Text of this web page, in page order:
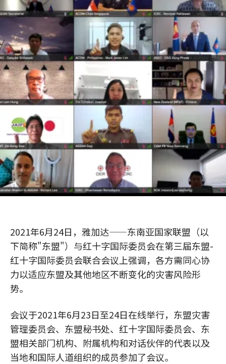
2021年6月24日，雅加达——东南亚国家联盟（以
下简称"东盟"）与红十字国际委员会在第三届东盟-
红十字国际委员会联合会议上强调，各方需同心协
力以适应东盟及其他地区不断变化的灾害风险形
势。
会议于2021年6月23日至24日在线举行，东盟灾害
管理委员会、东盟秘书处、红十字国际委员会、东
盟相关部门机构、附属机构和对话伙伴的代表以及
当地和国际人道组织的成员参加了会议。